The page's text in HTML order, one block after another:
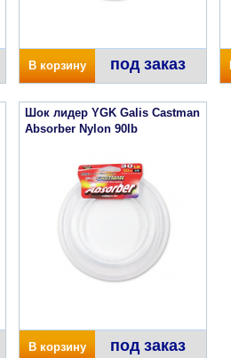
В корзину под заказ
Шок лидер YGK Galis Castman
Absorber Nylon 90lb
В корзину под заказ